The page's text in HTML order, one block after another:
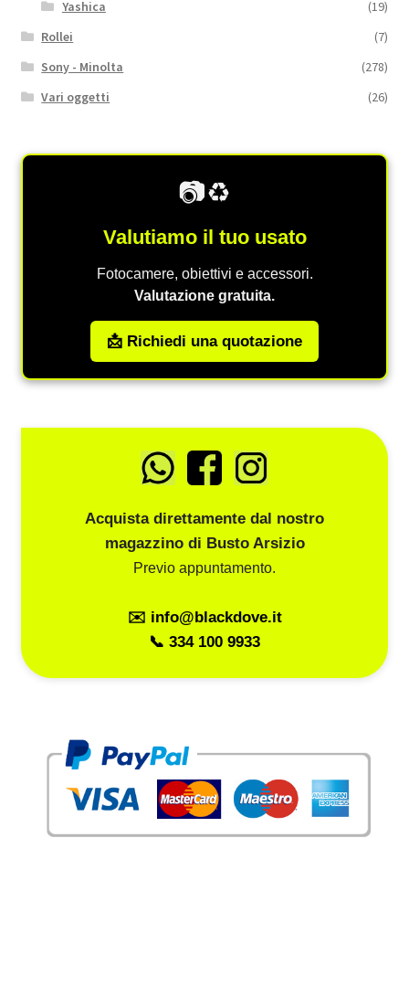
Yashica
(19)
Rollei
(7)
Sony - Minolta
(278)
Vari oggetti
(26)
📷♻️
Valutiamo il tuo usato
Fotocamere, obiettivi e accessori.
Valutazione gratuita.
📩 Richiedi una quotazione
Acquista direttamente dal nostro
magazzino di Busto Arsizio
Previo appuntamento.
✉️ info@blackdove.it
📞 334 100 9933